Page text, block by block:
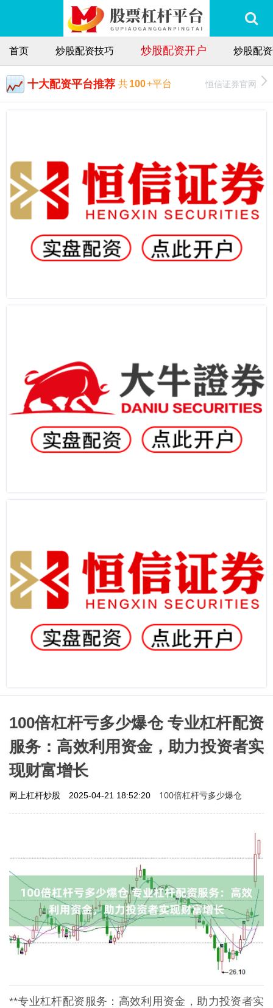
首页 炒股配资技巧 炒股配资开户 炒股配
十大配资平台推荐 共100+平台 恒信证券官网
100倍杠杆亏多少爆仓 专业杠杆配资
服务：高效利用资金，助力投资者实
现财富增长
网上杠杆炒股 2025-04-21 18:52:20 100倍杠杆亏多少爆仓
**专业杠杆配资服务：高效利用资金，助力投资者实